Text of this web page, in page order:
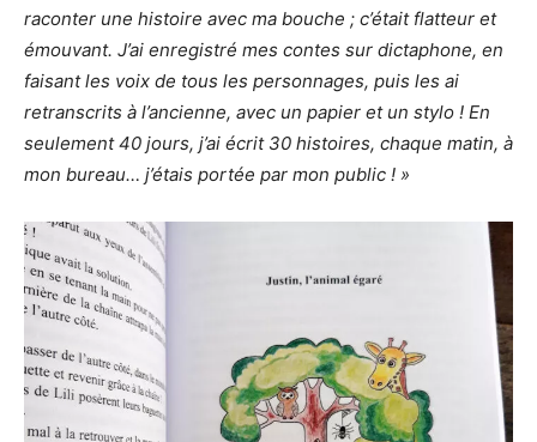
raconter une histoire avec ma bouche ; c’était flatteur et
émouvant. J’ai enregistré mes contes sur dictaphone, en
faisant les voix de tous les personnages, puis les ai
retranscrits à l’ancienne, avec un papier et un stylo ! En
seulement 40 jours, j’ai écrit 30 histoires, chaque matin, à
mon bureau… j’étais portée par mon public ! »